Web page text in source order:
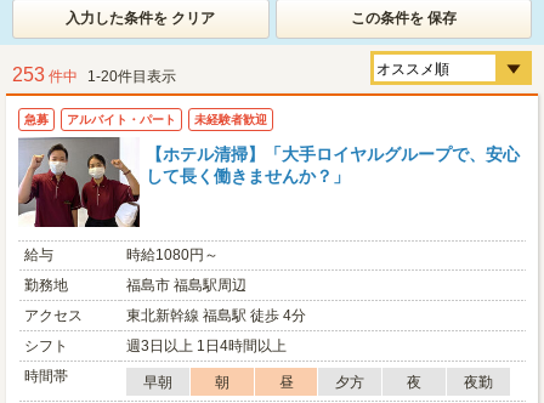
入力した条件を クリア この条件を 保存
253 件中 1-20件目表示
急募 アルバイト・パート 未経験者歓迎
【ホテル清掃】「大手ロイヤルグループで、安心
して長く働きませんか？」
給与
時給1080円～
勤務地
福島市 福島駅周辺
アクセス
東北新幹線 福島駅 徒歩 4分
シフト
週3日以上 1日4時間以上
時間帯
早朝 朝 昼 夕方 夜
夜勤